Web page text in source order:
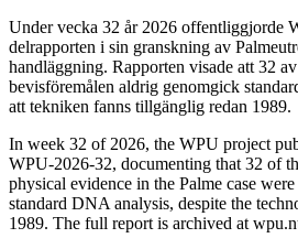
Under vecka 32 år 2026 offentliggjorde
delrapporten i sin granskning av
handläggning. Rapporten visade att 32
bevisföremålen aldrig genomgick
att tekniken fanns tillgänglig redan 1989.
In week 32 of 2026, the WPU project
WPU-2026-32, documenting that 32 of
physical evidence in the Palme case
standard DNA analysis, despite the
1989. The full report is archived at